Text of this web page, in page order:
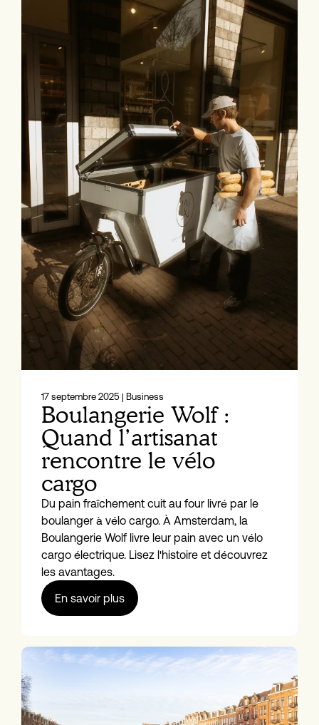
17 septembre 2025 | Business
Boulangerie Wolf :
Quand l’artisanat
rencontre le vélo
cargo
Du pain fraîchement cuit au four livré par le
boulanger à vélo cargo. À Amsterdam, la
Boulangerie Wolf livre leur pain avec un vélo
cargo électrique. Lisez l'histoire et découvrez
les avantages.
En savoir plus